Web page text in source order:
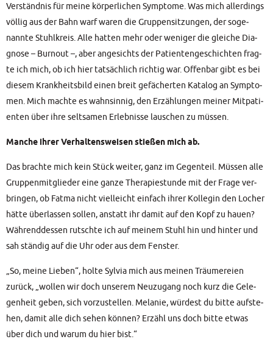
Ver­ständ­nis für mei­ne kör­per­li­chen Sym­pto­me. Was mich aller­dings
völ­lig aus der Bahn warf waren die Grup­pen­sit­zun­gen, der soge­
nann­te Stuhl­kreis. Alle hat­ten mehr oder weni­ger die glei­che Dia­
gno­se – Burn­out –, aber ange­sichts der Pati­en­ten­ge­schich­ten frag­
te ich mich, ob ich hier tat­säch­lich rich­tig war. Offen­bar gibt es bei
die­sem Krank­heits­bild einen breit gefä­cher­ten Kata­log an Sym­pto­
men. Mich mach­te es wahn­sin­nig, den Erzäh­lun­gen mei­ner Mit­pa­ti­
en­ten über ihre selt­sa­men Erleb­nis­se lau­schen zu müssen.
Man­che ihrer Ver­hal­tens­wei­sen stie­ßen mich ab.
Das brach­te mich kein Stück wei­ter, ganz im Gegen­teil. Müs­sen alle
Grup­pen­mit­glie­der eine gan­ze The­ra­pie­stun­de mit der Fra­ge ver­
brin­gen, ob Fat­ma nicht viel­leicht ein­fach ihrer Kol­le­gin den Locher
hät­te über­las­sen sol­len, anstatt ihr damit auf den Kopf zu hau­en?
Wäh­rend­des­sen rutsch­te ich auf mei­nem Stuhl hin und hin­ter und
sah stän­dig auf die Uhr oder aus dem Fenster.
„So, mei­ne Lie­ben“, hol­te Syl­via mich aus mei­nen Träu­me­rei­en
zurück, „wol­len wir doch unse­rem Neu­zu­gang noch kurz die Gele­
gen­heit geben, sich vor­zu­stel­len. Mela­nie, wür­dest du bit­te auf­ste­
hen, damit alle dich sehen kön­nen? Erzähl uns doch bit­te etwas
über dich und war­um du hier bist.“